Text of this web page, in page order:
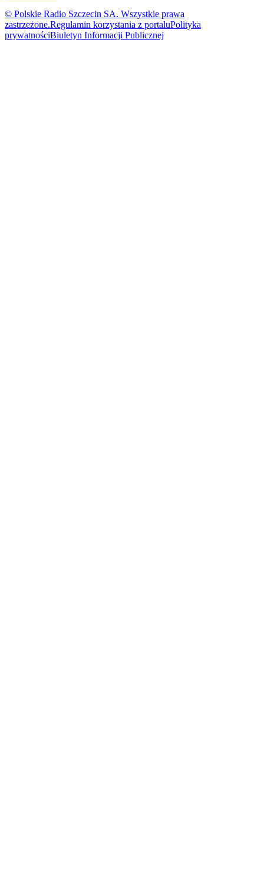
© Polskie Radio Szczecin SA. Wszystkie prawa
zastrzeżone.Regulamin korzystania z portaluPolityka
prywatnościBiuletyn Informacji Publicznej